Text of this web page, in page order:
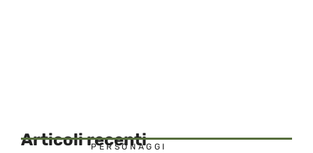
Articoli recenti
PERSONAGGI